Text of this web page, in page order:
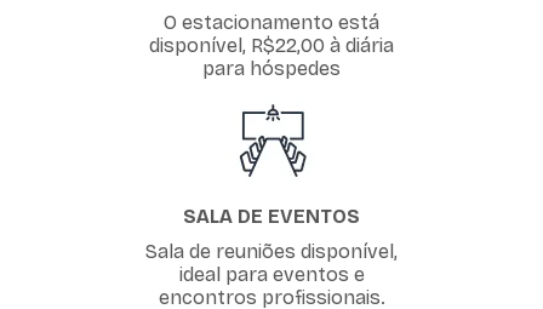
O estacionamento está
disponível, R$22,00 à diária
para hóspedes
SALA DE EVENTOS
Sala de reuniões disponível,
ideal para eventos e
encontros profissionais.